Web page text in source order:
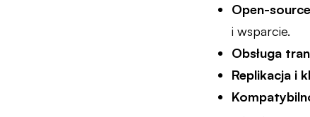
Open-source
i wsparcie.
Obsługa
Replikacja i